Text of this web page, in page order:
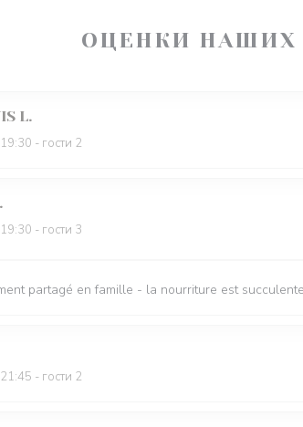
ОЦЕНКИ НАШИХ
L
- гости 2
- гости 3
partagé en famille - la nourriture est
- гости 2